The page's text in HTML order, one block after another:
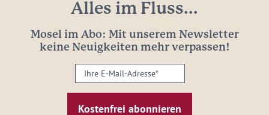
Alles im Fluss...
Mosel im Abo: Mit unserem Newsletter
keine Neuigkeiten mehr verpassen!
Ihre
E-
Mail-
Adresse: